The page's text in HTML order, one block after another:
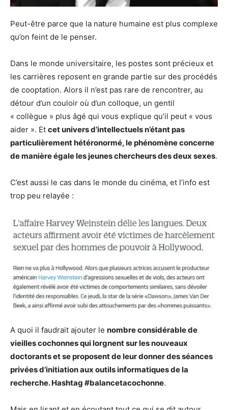
Peut-être parce que la nature humaine est plus complexe
qu’on feint de le penser.
Dans le monde universitaire, les postes sont précieux et
les carrières reposent en grande partie sur des procédés
de cooptation. Alors il n’est pas rare de rencontrer, au
détour d’un couloir où d’un colloque, un gentil
« collègue » plus âgé qui vous explique qu’il peut « vous
aider ». Et cet univers d’intellectuels n’étant pas
particulièrement hétéronormé, le phénomène concerne
de manière égale les jeunes chercheurs des deux sexes.
C’est aussi le cas dans le monde du cinéma, et l’info est
trop peu relayée :
A quoi il faudrait ajouter le nombre considérable de
vieilles cochonnes qui lorgnent sur les nouveaux
doctorants et se proposent de leur donner des séances
privées d’initiation aux outils informatiques de la
recherche. Hashtag #balancetacochonne.